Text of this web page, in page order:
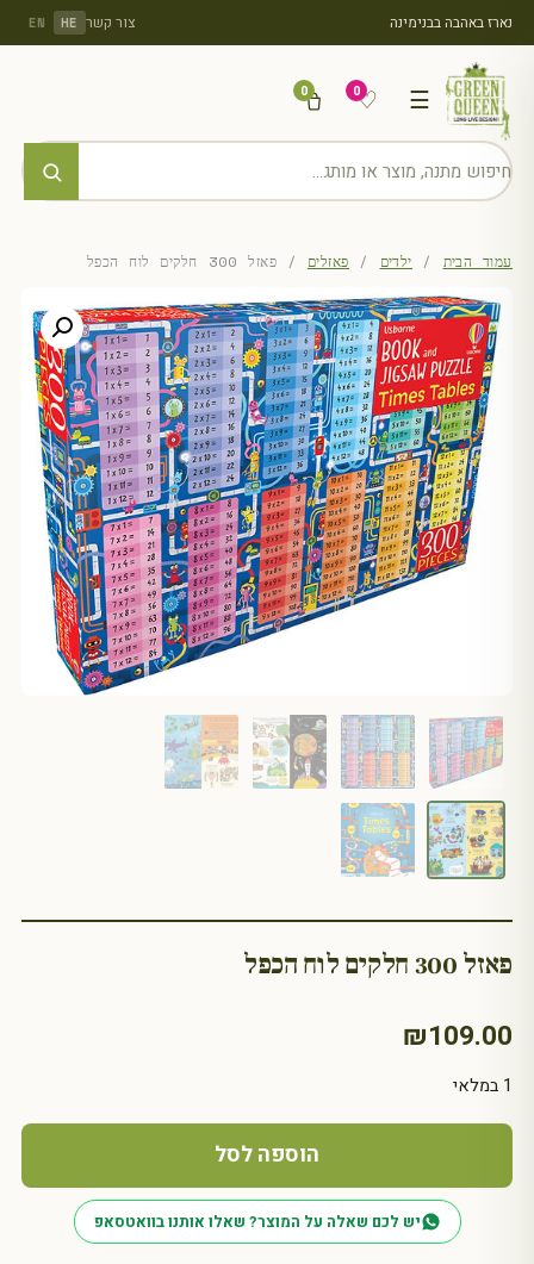
נארז באהבה בבנימינה צור קשר HE
EN
☰
♡
0
0
עמוד הבית / ילדים / פאזלים / פאזל 300 חלקים לוח הכפל
פאזל 300 חלקים לוח הכפל
₪109.00
1 במלאי
כמות
פאזל
הוספה לסל
יש לכם שאלה על המוצר? שאלו אותנו בוואטסאפ